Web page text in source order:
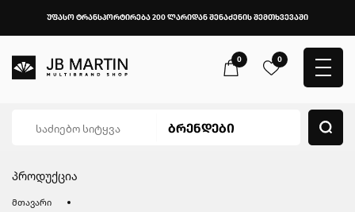
უფასო ტრანსპორტირება 200 ლარიდან შენაძენის შემთხვევაში
0 0
პროდუქცია
მთავარი